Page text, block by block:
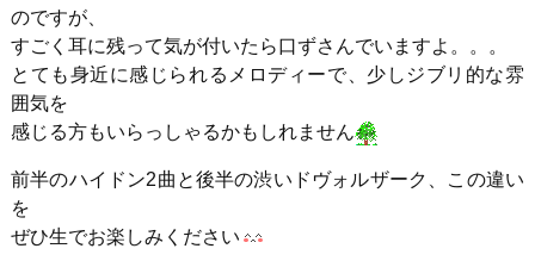
のですが、
すごく耳に残って気が付いたら口ずさんでいますよ。。。
とても身近に感じられるメロディーで、少しジブリ的な雰
囲気を
感じる方もいらっしゃるかもしれません
前半のハイドン2曲と後半の渋いドヴォルザーク、この違い
を
ぜひ生でお楽しみください